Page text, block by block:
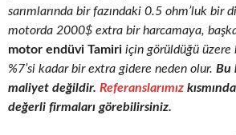
sarımlarında bir fazındaki 0.5 ohm’luk bir
motorda 2000$ extra bir harcamaya,
motor endüvi Tamiri için görüldüğü
%7’si kadar bir extra gidere neden olur. Bu
maliyet değildir. Referanslarımız
değerli firmaları görebilirsiniz.